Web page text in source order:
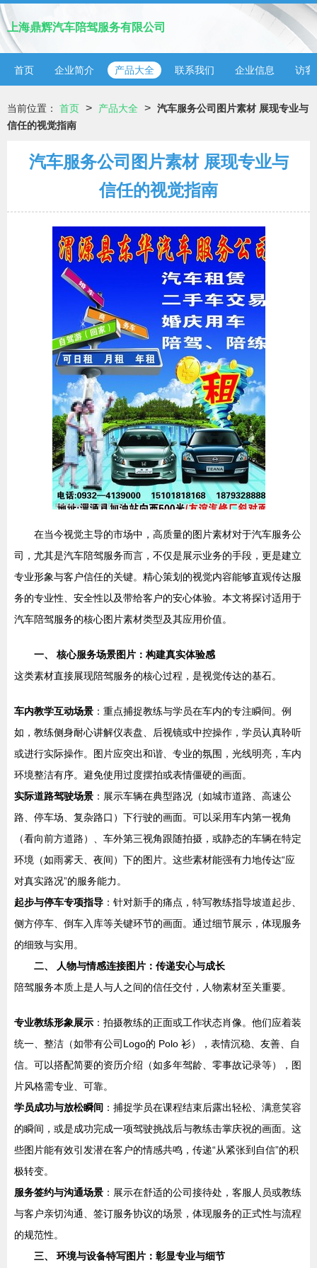
上海鼎辉汽车陪驾服务有限公司
首页 企业简介 产品大全 联系我们 企业信息 访客
当前位置： 首页 > 产品大全 > 汽车服务公司图片素材 展现专业与
信任的视觉指南
汽车服务公司图片素材 展现专业与
信任的视觉指南
在当今视觉主导的市场中，高质量的图片素材对于汽车服务公
司，尤其是汽车陪驾服务而言，不仅是展示业务的手段，更是建立
专业形象与客户信任的关键。精心策划的视觉内容能够直观传达服
务的专业性、安全性以及带给客户的安心体验。本文将探讨适用于
汽车陪驾服务的核心图片素材类型及其应用价值。
一、 核心服务场景图片：构建真实体验感
这类素材直接展现陪驾服务的核心过程，是视觉传达的基石。
车内教学互动场景 ：重点捕捉教练与学员在车内的专注瞬间。例
如，教练侧身耐心讲解仪表盘、后视镜或中控操作，学员认真聆听
或进行实际操作。图片应突出和谐、专业的氛围，光线明亮，车内
环境整洁有序。避免使用过度摆拍或表情僵硬的画面。
实际道路驾驶场景 ：展示车辆在典型路况（如城市道路、高速公
路、停车场、复杂路口）下行驶的画面。可以采用车内第一视角
（看向前方道路）、车外第三视角跟随拍摄，或静态的车辆在特定
环境（如雨雾天、夜间）下的图片。这些素材能强有力地传达“应
对真实路况”的服务能力。
起步与停车专项指导 ：针对新手的痛点，特写教练指导坡道起步、
侧方停车、倒车入库等关键环节的画面。通过细节展示，体现服务
的细致与实用。
二、 人物与情感连接图片：传递安心与成长
陪驾服务本质上是人与人之间的信任交付，人物素材至关重要。
专业教练形象展示 ：拍摄教练的正面或工作状态肖像。他们应着装
统一、整洁（如带有公司Logo的 Polo 衫），表情沉稳、友善、自
信。可以搭配简要的资历介绍（如多年驾龄、零事故记录等），图
片风格需专业、可靠。
学员成功与放松瞬间 ：捕捉学员在课程结束后露出轻松、满意笑容
的瞬间，或是成功完成一项驾驶挑战后与教练击掌庆祝的画面。这
些图片能有效引发潜在客户的情感共鸣，传递“从紧张到自信”的积
极转变。
服务签约与沟通场景 ：展示在舒适的公司接待处，客服人员或教练
与客户亲切沟通、签订服务协议的场景，体现服务的正式性与流程
的规范性。
三、 环境与设备特写图片：彰显专业与细节